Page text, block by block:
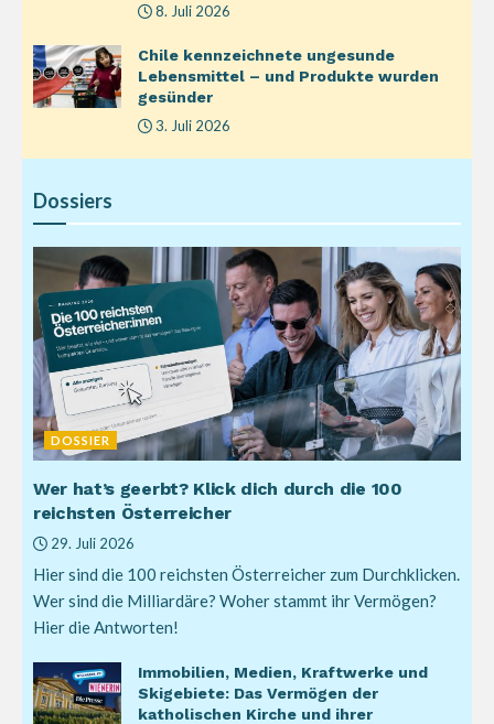
8. Juli 2026
Chile kennzeichnete ungesunde
Lebensmittel – und Produkte wurden
gesünder
3. Juli 2026
Dossiers
DOSSIER
Wer hat’s geerbt? Klick dich durch die 100
reichsten Österreicher
29. Juli 2026
Hier sind die 100 reichsten Österreicher zum Durchklicken.
Wer sind die Milliardäre? Woher stammt ihr Vermögen?
Hier die Antworten!
Immobilien, Medien, Kraftwerke und
Skigebiete: Das Vermögen der
katholischen Kirche und ihrer